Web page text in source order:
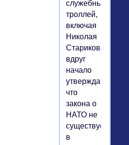
служебных
троллей,
включая
Николая
Старикова,
вдруг
начало
утверждать,
что
закона о
НАТО не
существует
в